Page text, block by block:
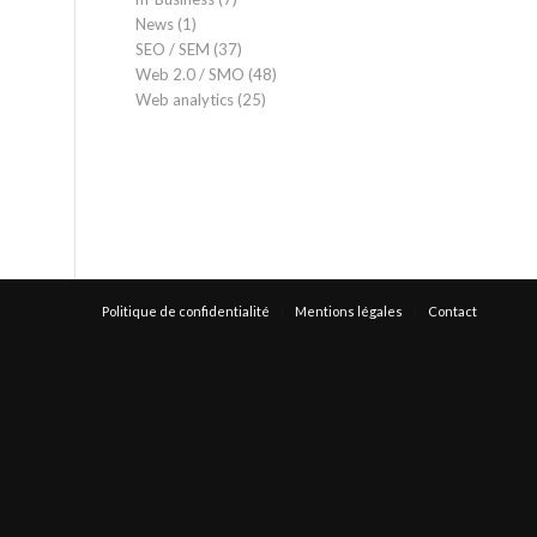
News (1)
SEO / SEM (37)
Web 2.0 / SMO (48)
Web analytics (25)
Politique de confidentialité Mentions légales Contact